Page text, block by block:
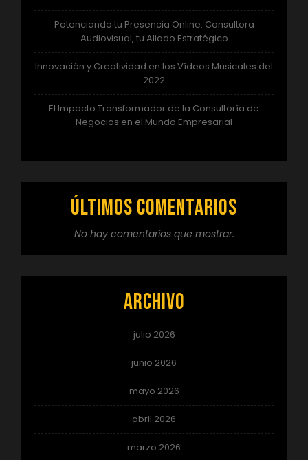
Potenciando tu Presencia Online: Consultora
Audiovisual, tu Aliado Estratégico
Innovación y Creatividad en los Vídeos Musicales del
2022
El Impacto Transformador de la Consultoría de
Negocios en el Mundo Empresarial
Últimos comentarios
No hay comentarios que mostrar.
Archivo
julio 2026
junio 2026
mayo 2026
abril 2026
marzo 2026